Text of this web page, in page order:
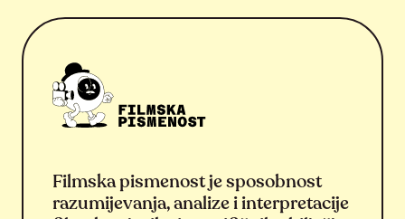
Filmska pismenost je sposobnost
razumijevanja, analize i interpretacije